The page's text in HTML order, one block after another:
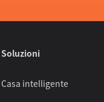
Soluzioni
Casa intelligente